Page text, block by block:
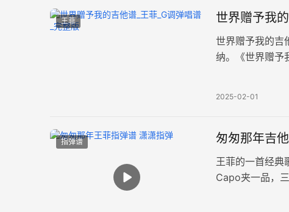
王菲 世界赠予我
世界赠予我的吉
纳。《世界赠予
2025-02-01
指弹谱 匆匆那年吉
王菲的一首经典
Capo夹一品，